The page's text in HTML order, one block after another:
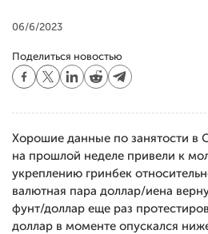
06/6/2023
Поделиться новостью
Хорошие данные по занятости
на прошлой неделе привели к
укреплению гринбек
валютная пара доллар/иена
фунт/доллар еще раз
доллар в моменте опускался